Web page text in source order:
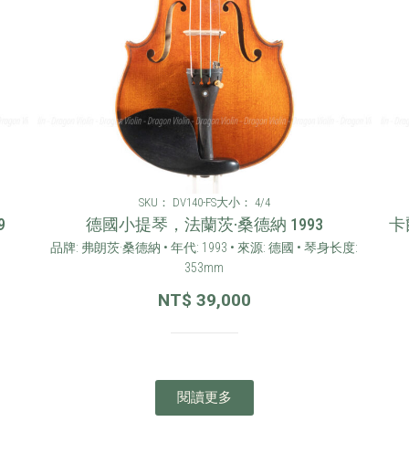
SKU： DV140-FS大小： 4/4
德國小提琴，法蘭茨·桑德納 1993
品牌: 弗朗茨·桑德納 • 年代: 1993 • 來源: 德國 • 琴身长度:
353mm
NT$ 39,000
卡
閱讀更多